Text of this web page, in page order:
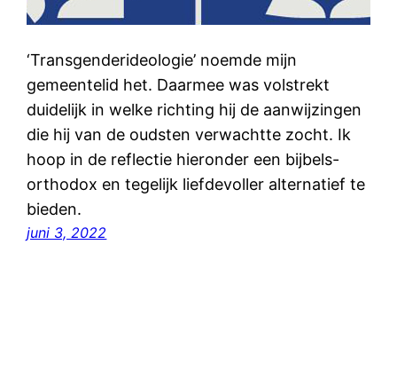
‘Transgenderideologie’ noemde mijn
gemeentelid het. Daarmee was volstrekt
duidelijk in welke richting hij de aanwijzingen
die hij van de oudsten verwachtte zocht. Ik
hoop in de reflectie hieronder een bijbels-
orthodox en tegelijk liefdevoller alternatief te
bieden.
juni 3, 2022